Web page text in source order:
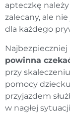
apteczkę
zalecany, ale
dla każdego
Najbezpieczniej
powinna
przy
pomocy
przyjazdem
w nagłej